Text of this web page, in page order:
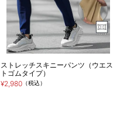
ストレッチスキニーパンツ（ウエス
トゴムタイプ）
¥2,980（税込）